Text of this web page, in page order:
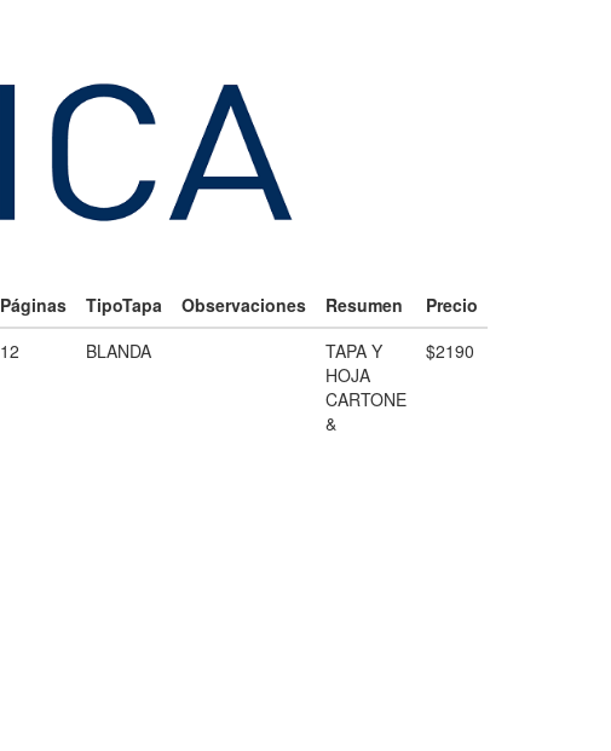
Páginas TipoTapa Observaciones Resumen
Precio
12 BLANDA
TAPA Y
HOJA
CARTONE
&
$2190